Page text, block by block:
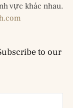
vực khác nhau.
to our